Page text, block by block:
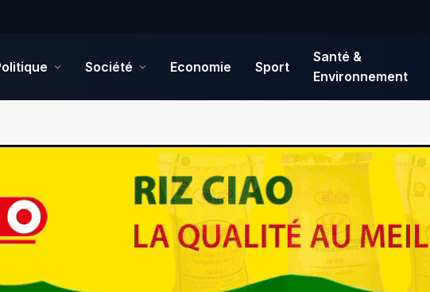
Société Economie Sport
Santé &
Environnement